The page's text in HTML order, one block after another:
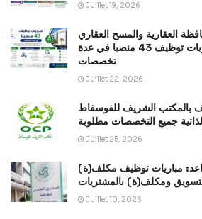
Juillet 19, 2026
العقارية والمسح العقاري
والخرائطية: مباريات توظيف 43 منصبا في عدة
تخصصات
Juillet 22, 2026
بالمكتب الشريف للفوسفاط
جميع التخصصات مطلوبة
Juillet 25, 2026
مباريات توظيف مكلف(ة)
ومكلف(ة) بالمشتريات
Juillet 10, 2026